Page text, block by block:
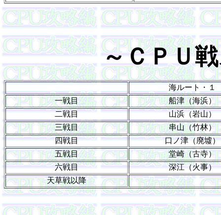
～ＣＰＵ
海ルート・１
一戦目
船津（海浜）
二戦目
山浜（岩山）
三戦目
串山（竹林）
四戦目
口ノ津（廃墟）
五戦目
堂崎（古寺）
六戦目
深江（火事）
天草戦以降